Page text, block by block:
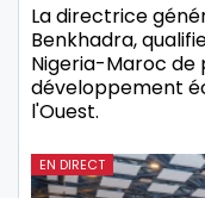
La directrice
Benkhadra,
Nigeria-Maroc
développement
l'Ouest.
EN DIRECT